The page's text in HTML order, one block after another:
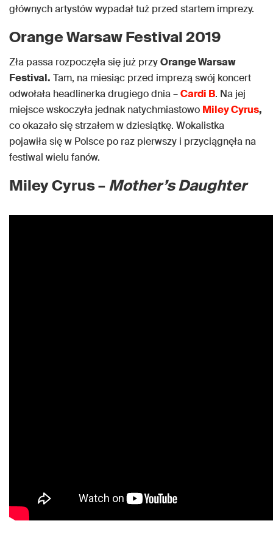
głównych artystów wypadał tuż przed startem imprezy.
Orange Warsaw Festival 2019
Zła passa rozpoczęła się już przyOrange Warsaw
Festival. Tam, na miesiąc przed imprezą swój koncert
odwołała headlinerka drugiego dnia –Cardi B. Na jej
miejsce wskoczyła jednak natychmiastowo Miley Cyrus,
co okazało się strzałem w dziesiątkę. Wokalistka
pojawiła się w Polsce po raz pierwszy i przyciągnęła na
festiwal wielu fanów.
Miley Cyrus –Mother’s Daughter